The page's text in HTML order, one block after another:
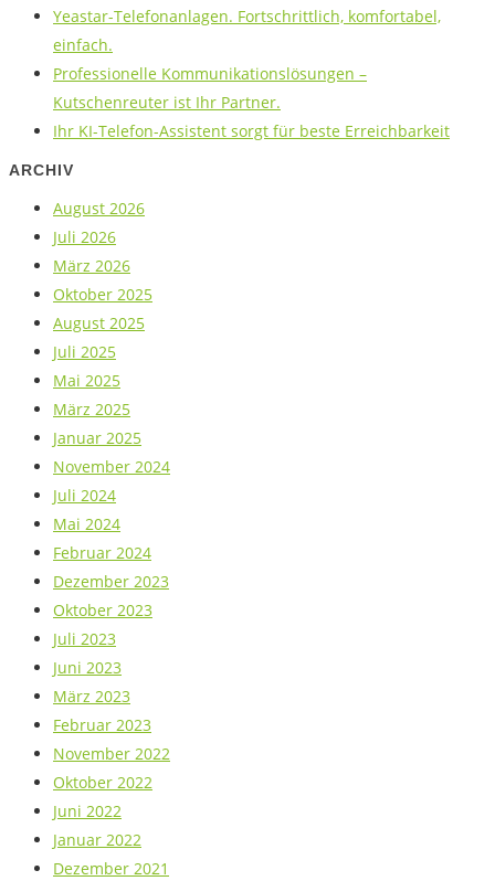
Yeastar-Telefonanlagen. Fortschrittlich, komfortabel,
einfach.
Professionelle Kommunikationslösungen –
Kutschenreuter ist Ihr Partner.
Ihr KI-Telefon-Assistent sorgt für beste Erreichbarkeit
ARCHIV
August 2026
Juli 2026
März 2026
Oktober 2025
August 2025
Juli 2025
Mai 2025
März 2025
Januar 2025
November 2024
Juli 2024
Mai 2024
Februar 2024
Dezember 2023
Oktober 2023
Juli 2023
Juni 2023
März 2023
Februar 2023
November 2022
Oktober 2022
Juni 2022
Januar 2022
Dezember 2021